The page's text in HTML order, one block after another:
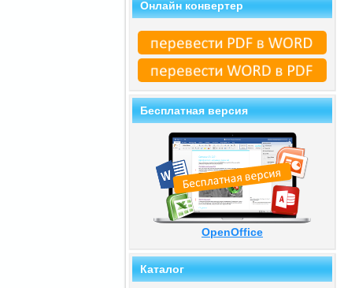
Онлайн конвертер
Бесплатная версия
OpenOffice
Каталог